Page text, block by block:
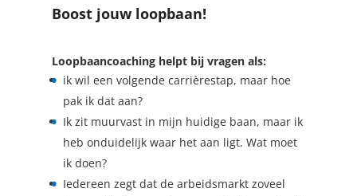
Boost jouw loopbaan!
Loopbaancoaching helpt bij vragen als:
ik wil een volgende carrièrestap, maar hoe
pak ik dat aan?
Ik zit muurvast in mijn huidige baan, maar ik
heb onduidelijk waar het aan ligt. Wat moet
ik doen?
Iedereen zegt dat de arbeidsmarkt zoveel